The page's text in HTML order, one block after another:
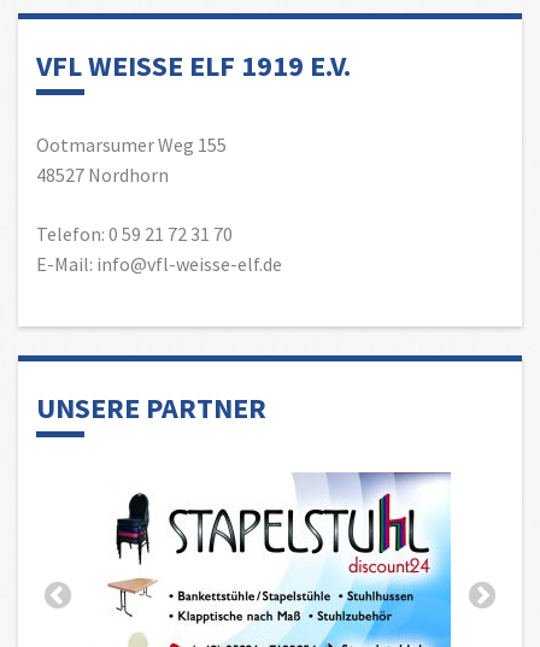
VFL WEISSE ELF 1919 E.V.
Ootmarsumer Weg 155
48527 Nordhorn
Telefon: 0 59 21 72 31 70
E-Mail: info@vfl-weisse-elf.de
UNSERE PARTNER